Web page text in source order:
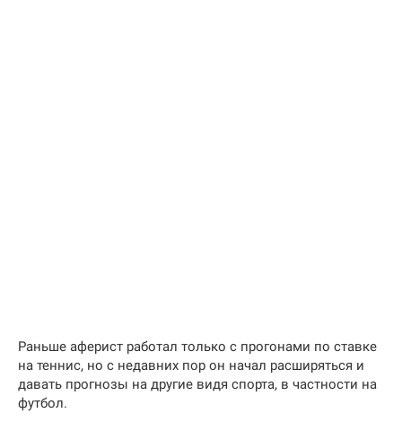
Раньше аферист работал только с прогонами по ставке
на теннис, но с недавних пор он начал расширяться и
давать прогнозы на другие видя спорта, в частности на
футбол.